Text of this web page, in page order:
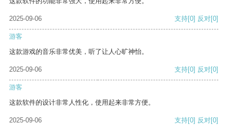
2025-09-06 支持[0] 反对[0]
游客
这款游戏的音乐非常优美，听了让人心旷神怡。
2025-09-06 支持[0] 反对[0]
游客
这款软件的设计非常人性化，使用起来非常方便。
2025-09-06 支持[0] 反对[0]